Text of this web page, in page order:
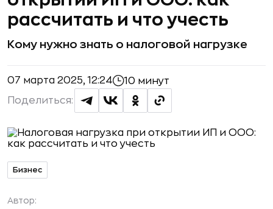
рассчитать и что учесть
Кому нужно знать о налоговой нагрузке
07 марта 2025, 12:24 10 минут
Поделиться:
Бизнес
Автор: